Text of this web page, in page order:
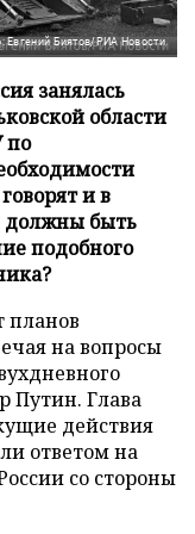
Евгений Биятов/РИА Новости
занялась
области
по
и в
должны быть
подобного
планов
на вопросы
Путин. Глава
действия
ответом на
со стороны